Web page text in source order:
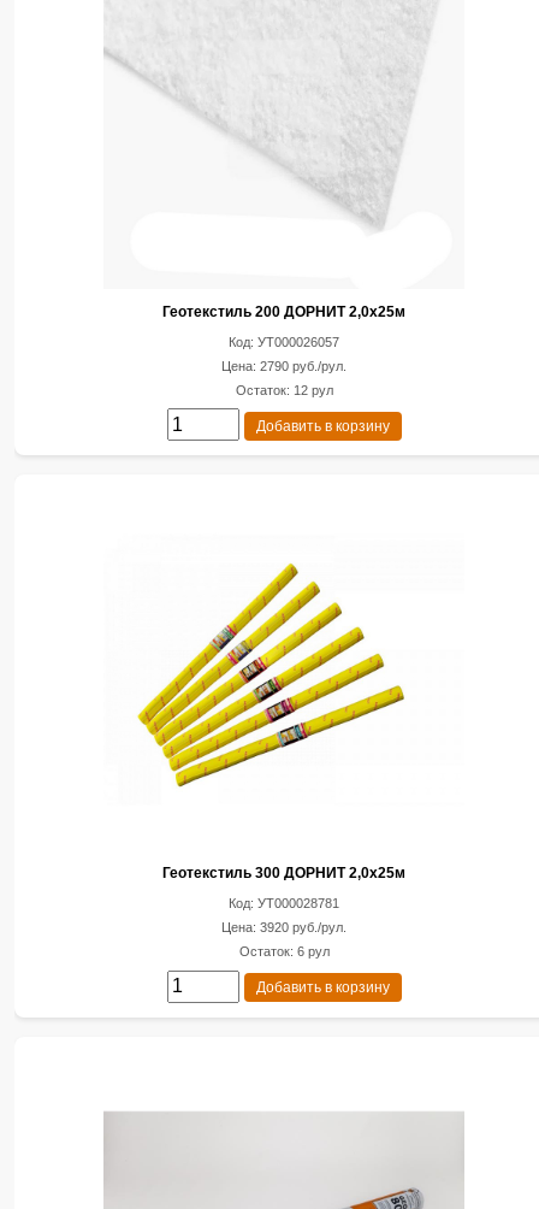
Геотекстиль 200 ДОРНИТ 2,0х25м
Код: УТ000026057
Цена: 2790 руб./рул.
Остаток: 12 рул
Добавить в корзину
Геотекстиль 300 ДОРНИТ 2,0х25м
Код: УТ000028781
Цена: 3920 руб./рул.
Остаток: 6 рул
Добавить в корзину